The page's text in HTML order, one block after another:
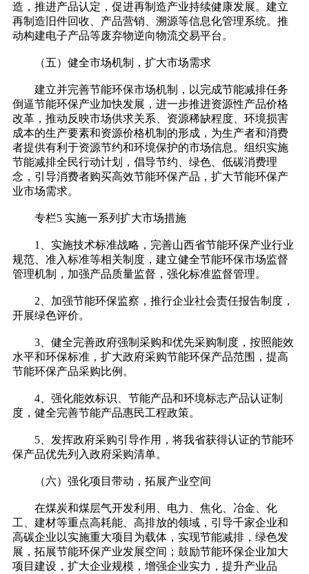
造，推进产品认定，促进再制造产业持续健康发展。建立
再制造旧件回收、产品营销、溯源等信息化管理系统。推
动构建电子产品等废弃物逆向物流交易平台。
（五）健全市场机制，扩大市场需求
建立并完善节能环保市场机制，以完成节能减排任务
倒逼节能环保产业加快发展，进一步推进资源性产品价格
改革，推动反映市场供求关系、资源稀缺程度、环境损害
成本的生产要素和资源价格机制的形成，为生产者和消费
者提供有利于资源节约和环境保护的市场信息。组织实施
节能减排全民行动计划，倡导节约、绿色、低碳消费理
念，引导消费者购买高效节能环保产品，扩大节能环保产
业市场需求。
专栏5 实施一系列扩大市场措施
1、实施技术标准战略，完善山西省节能环保产业行业
规范、准入标准等相关制度，建立健全节能环保市场监督
管理机制，加强产品质量监督，强化标准监督管理。
2、加强节能环保监察，推行企业社会责任报告制度，
开展绿色评价。
3、健全完善政府强制采购和优先采购制度，按照能效
水平和环保标准，扩大政府采购节能环保产品范围，提高
节能环保产品采购比例。
4、强化能效标识、节能产品和环境标志产品认证制
度，健全完善节能产品惠民工程政策。
5、发挥政府采购引导作用，将我省获得认证的节能环
保产品优先列入政府采购清单。
（六）强化项目带动，拓展产业空间
在煤炭和煤层气开发利用、电力、焦化、冶金、化
工、建材等重点高耗能、高排放的领域，引导千家企业和
高碳企业以实施重大项目为载体，实现节能减排，绿色发
展，拓展节能环保产业发展空间；鼓励节能环保企业加大
项目建设，扩大企业规模，增强企业实力，提升产业品